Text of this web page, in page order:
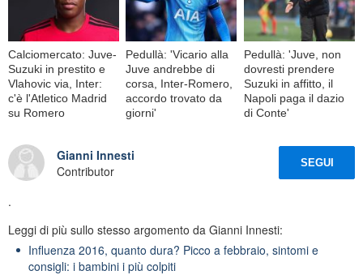
Calciomercato: Juve-
Suzuki in prestito e
Vlahovic via, Inter:
c'è l'Atletico Madrid
su Romero
Pedullà: 'Vicario alla
Juve andrebbe di
corsa, Inter-Romero,
accordo trovato da
giorni'
Pedullà: 'Juve, non
dovresti prendere
Suzuki in affitto, il
Napoli paga il dazio
di Conte'
Gianni Innesti
Contributor
SEGUI
.
Leggi di più sullo stesso argomento da Gianni Innesti:
Influenza 2016, quanto dura? Picco a febbraio, sintomi e
consigli: i bambini i più colpiti